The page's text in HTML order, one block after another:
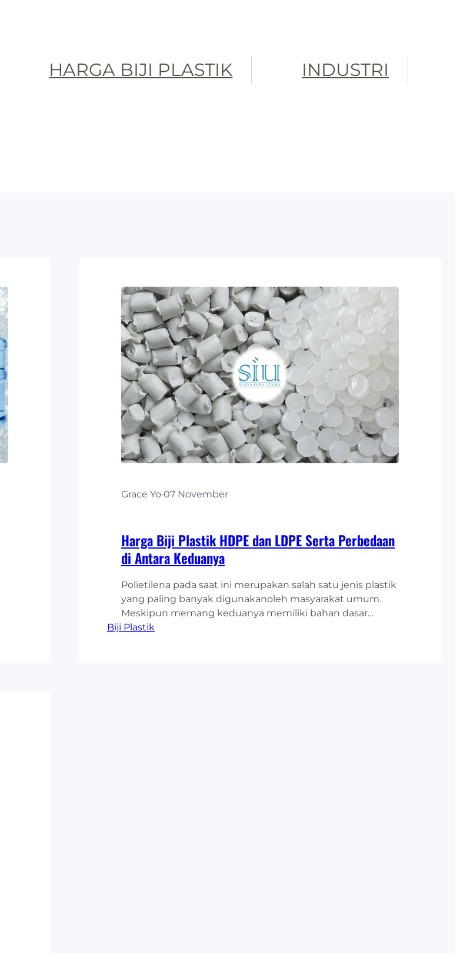
HARGA BIJI PLASTIK
INDUSTRI
Grace Yo·07 November
Harga Biji Plastik HDPE dan LDPE Serta Perbedaan
di Antara Keduanya
Polietilena pada saat ini merupakan salah satu jenis plastik
yang paling banyak digunakanoleh masyarakat umum.
Meskipun memang keduanya memiliki bahan dasar
termoplastikyang sama, namun secara penerapan dan
Biji Plastik